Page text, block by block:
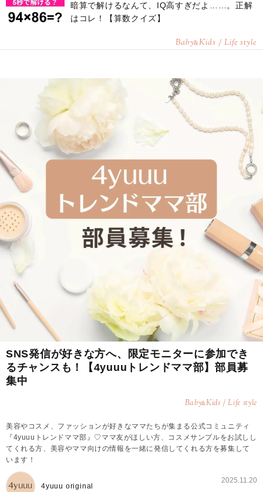
暗算で解けるなんて、IQ高すぎだよ……。正解
はコレ！【算数クイズ】
Baby&Kids / Life style
SNS発信が好きな方へ、限定モニターに参加でき
るチャンスも！【4yuuuトレンドママ部】部員募
集中
Baby&Kids / Life style
美容やコスメ、ファッションが好きなママたちが集まる公式コミュニティ
『4yuuuトレンドママ部』♡ママ友がほしい方、コスメサンプルをお試しし
てくれる方、美容やママ向けの情報を一緒に発信してくれる方を募集して
います！
4yuuu original
2025.11.20